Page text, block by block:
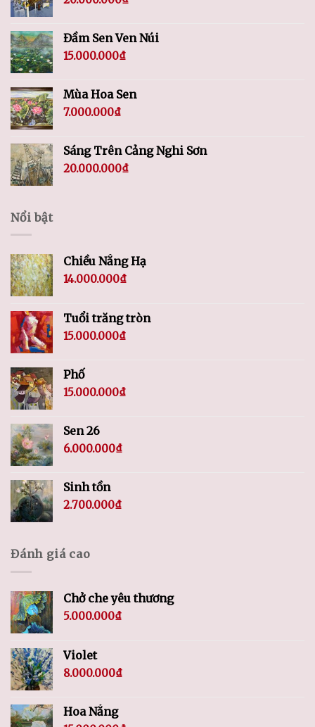
Đầm Sen Ven Núi
15.000.000₫
Mùa Hoa Sen
7.000.000₫
Sáng Trên Cảng Nghi Sơn
20.000.000₫
Nổi bật
Chiều Nắng Hạ
14.000.000₫
Tuổi trăng tròn
15.000.000₫
Phố
15.000.000₫
Sen 26
6.000.000₫
Sinh tồn
2.700.000₫
Đánh giá cao
Chở che yêu thương
5.000.000₫
Violet
8.000.000₫
Hoa Nắng